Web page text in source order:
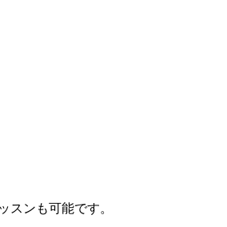
スンも可能です。